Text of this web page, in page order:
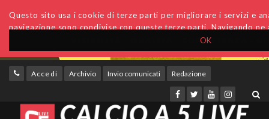
OK
Questo sito usa i cookie di terze parti per migliorare i servizi e
navigazione sono condivise con queste terze parti. Navigando
Accedi Archivio Invio comunicati Redazione